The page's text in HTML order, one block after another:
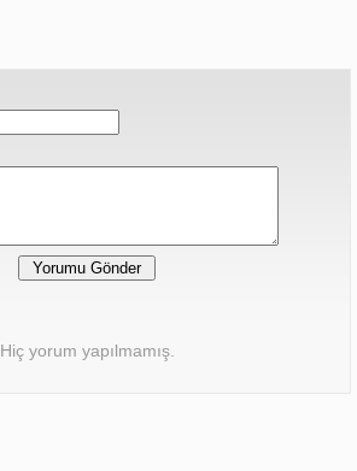
Hiç yorum yapılmamış.